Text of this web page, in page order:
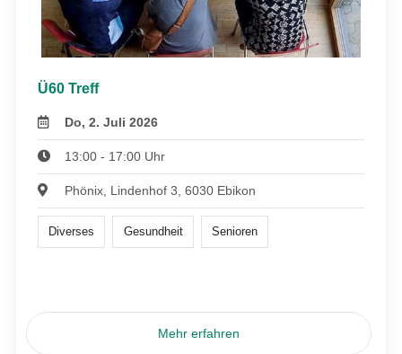
Ü60 Treff
Do, 2. Juli 2026
13:00 - 17:00 Uhr
Phönix, Lindenhof 3, 6030 Ebikon
Diverses Gesundheit Senioren
Mehr erfahren